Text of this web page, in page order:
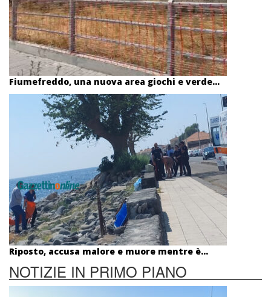
Fiumefreddo, una nuova area giochi e verde...
Riposto, accusa malore e muore mentre è...
NOTIZIE IN PRIMO PIANO